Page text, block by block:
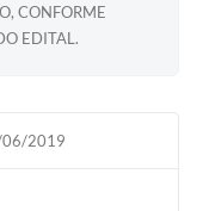
CONFORME
EDITAL.
2019